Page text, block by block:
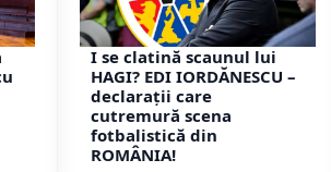
I se clatină scaunul lui
HAGI? EDI IORDĂNESCU –
declarații care
cutremură scena
fotbalistică din
ROMÂNIA!